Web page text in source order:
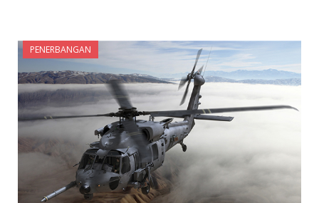
PENERBANGAN